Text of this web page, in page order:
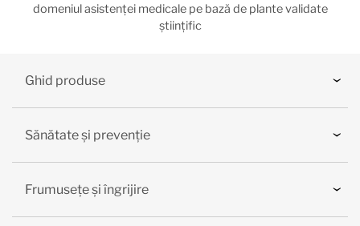
domeniul asistenței medicale pe bază de plante validate
științific
Ghid produse
Sănătate și prevenție
Frumusețe și îngrijire